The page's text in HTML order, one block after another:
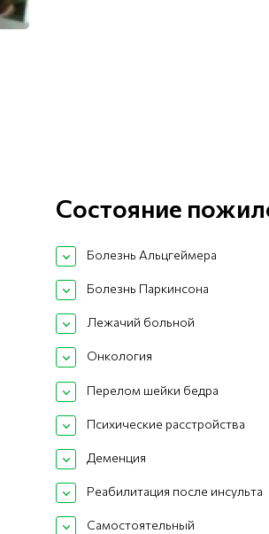
Состояние
Болезнь Альцгеймера
Болезнь Паркинсона
Лежачий больной
Онкология
Перелом шейки бедра
Психические расстройства
Деменция
Реабилитация после инсульта
Самостоятельный